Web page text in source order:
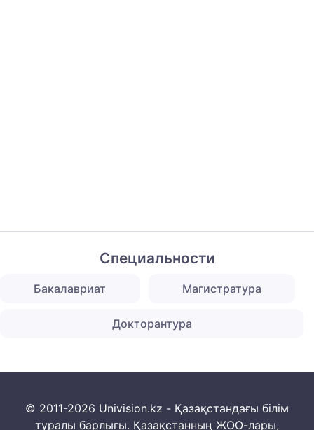
Специальности
Бакалавриат Магистратура
Докторантура
© 2011-2026 Univision.kz - Қазақстандағы білім
туралы барлығы. Қазақстанның ЖОО-лары,